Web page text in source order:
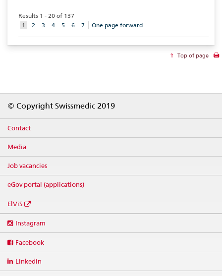
Results 1 - 20 of 137
1 aktuelles
Element
2 3 4 5 6 7 One page forward
Top of page
© Copyright Swissmedic 2019
Contact
Media
Job vacancies
eGov portal (applications)
ElViS
media
Instagram
Facebook
Linkedin